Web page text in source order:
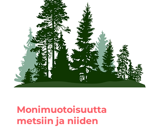
Monimuotoisuutta
metsiin ja niiden